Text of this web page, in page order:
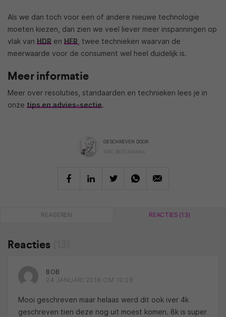
Als we dan toch voor een of andere nieuwe technologie
moeten kiezen, dan zien we veel liever meer inspanningen op
vlak van HDR en HFR, twee technieken waarvan de
meerwaarde voor de consument wel heel duidelijk is.
Meer informatie
Meer over resoluties, standaarden en technieken lees je in
onze tips en advies-sectie.
GESCHREVEN DOOR
ERIC BEECKMANS
REAGEREN REACTIES (13)
Reacties
BOB
24 JANUARI 2018 OM 19:28
Mooi geschreven maar helaas werd dit ook iver 4k
geschreven tien deze nog uit moest komen. 8k is super